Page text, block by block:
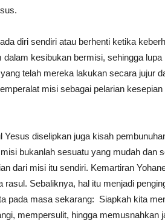
diri sendiri atau berhenti ketika
dalam kesibukan bermisi, sehingga
telah mereka lakukan secara jujur
misi sebagai pelarian
Yesus diselipkan juga kisah
bukanlah sesuatu yang mudah dan
dari misi itu sendiri. Kemartiran
rasul. Sebaliknya, hal itu menjadi
pada masa sekarang: Siapkah kita
mempersulit, hingga memusnahkan